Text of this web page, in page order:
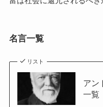
名言一覧
リスト
アン
一覧